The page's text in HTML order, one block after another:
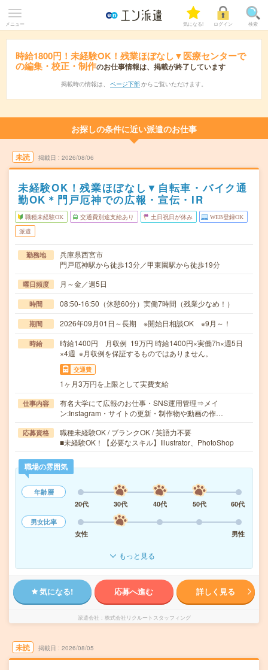
メニュー 気になる! ログイン 検索
時給1800円！未経験OK！残業ほぼなし▼医療センターで
の編集・校正・制作のお仕事情報は、掲載が終了しています
掲載時の情報は、 ページ下部 からご覧いただけます。
お探しの条件に近い派遣のお仕事
未読 掲載日 2026/08/06
未経験OK！残業ほぼなし▼自転車・バイク通
勤OK＊門戸厄神での広報・宣伝・IR
職種未経験OK 交通費別途支給あり 土日祝日が休み WEB登録OK
派遣
勤務地
兵庫県西宮市
門戸厄神駅から徒歩13分／甲東園駅から徒歩19分
曜日頻度 月～金／週5日
時間 08:50-16:50（休憩60分）実働7時間（残業少なめ！）
期間 2026年09月01日～長期 ※開始日相談OK ※9月～！
時給
時給1400円 月収例 19万円 時給1400円×実働7h×週5日
×4週 ※月収例を保証するものではありません。
交通費
1ヶ月3万円を上限として実費支給
仕事内容
有名大学にて広報のお仕事・SNS運用管理⇒メイ
ン:Instagram・サイトの更新・制作物や動画の作…
応募資格
職種未経験OK / ブランクOK / 英語力不要
■未経験OK！【必要なスキル】Illustrator、PhotoShop
職場の雰囲気
年齢層
20代
30代 40代 50代
60代
男女比率
女性
男性
もっと見る
気になる! 応募へ進む 詳しく見る
派遣会社 株式会社リクルートスタッフィング
未読 掲載日 2026/08/05